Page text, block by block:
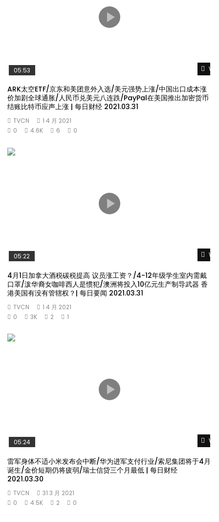
05:53
ARK太空ETF/京东和美团意外入选/美元强势上涨/中国出口成本涨
价加剧全球通胀/人民币兑美元八连跌/PayPal在美国推出加密货币
结账比特币应声上涨 | 每日财经 2021.03.31
TVCN
1 4 月 2021
0
4.6K 6 0
05:22
4月1日加拿大酒税碳税提高 议员涨工资？/4-12年级学生室内需戴
口罩/泼华裔女咖啡西人是惯犯/澳洲将投入10亿元生产制导武器 香
港美国有没有管辖权？| 每日要闻 2021.03.31
TVCN
1 4 月 2021
0
3K 2 1
05:24
雷军身体不适小米发布会中断/华为进军支付行业/索尼集团将于4月
诞生/金价短期仍将疲弱/瑞士信贷三个月最低 | 每日财经
2021.03.30
TVCN
31 3 月 2021
0
4.5K 2 0